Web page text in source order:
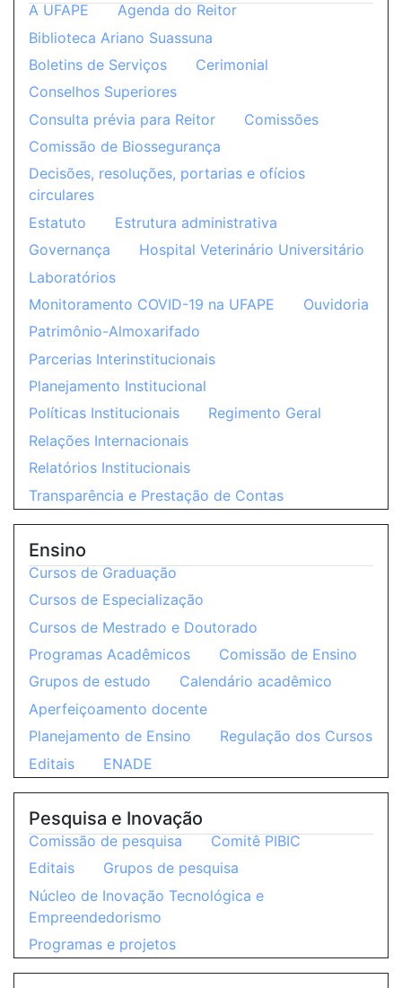
A UFAPE
Agenda do Reitor
Biblioteca Ariano Suassuna
Boletins de Serviços
Cerimonial
Conselhos Superiores
Consulta prévia para Reitor
Comissões
Comissão de Biossegurança
Decisões, resoluções, portarias e ofícios
circulares
Estatuto
Estrutura administrativa
Governança
Hospital Veterinário Universitário
Laboratórios
Monitoramento COVID-19 na UFAPE
Ouvidoria
Patrimônio-Almoxarifado
Parcerias Interinstitucionais
Planejamento Institucional
Políticas Institucionais
Regimento Geral
Relações Internacionais
Relatórios Institucionais
Transparência e Prestação de Contas
Ensino
Cursos de Graduação
Cursos de Especialização
Cursos de Mestrado e Doutorado
Programas Acadêmicos
Comissão de Ensino
Grupos de estudo
Calendário acadêmico
Aperfeiçoamento docente
Planejamento de Ensino
Regulação dos Cursos
Editais
ENADE
Pesquisa e Inovação
Comissão de pesquisa
Comitê PIBIC
Editais
Grupos de pesquisa
Núcleo de Inovação Tecnológica e
Empreendedorismo
Programas e projetos